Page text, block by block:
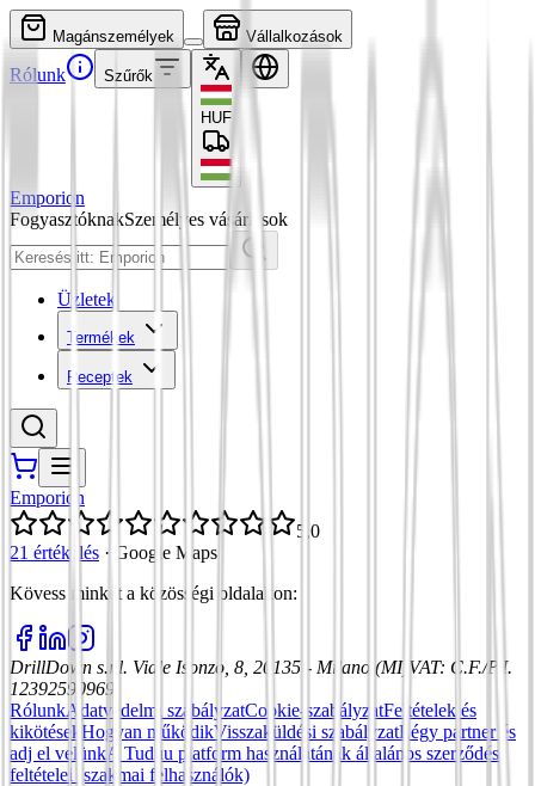
Magánszemélyek Vállalkozások
Rólunk Szűrők
HUF
Emporion
FogyasztóknakSzemélyes vásárlások
Üzletek
Termékek
Receptek
Emporion
5,0
21 értékelés · Google Maps
Kövess minket a közösségi oldalakon:
DrillDown s.r.l. Viale Isonzo, 8, 20135 - Milano (MI) VAT: C.F./P.I.
12392590969
RólunkAdatvédelmi szabályzatCookie-szabályzatFeltételek és
kikötések Hogyan működikVisszaküldési szabályzatLégy partner és
adj el velünkA Tuduu platform használatának általános szerződési
feltételei (szakmai felhasználók)